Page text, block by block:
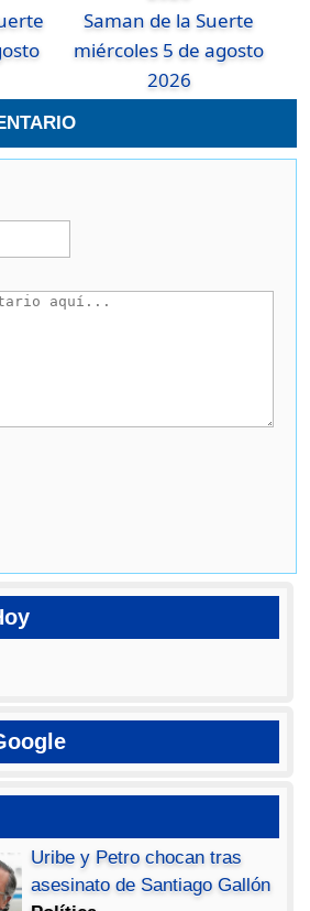
Saman de la Suerte
miércoles 5 de agosto
2026
Uribe y Petro chocan tras
asesinato de Santiago Gallón